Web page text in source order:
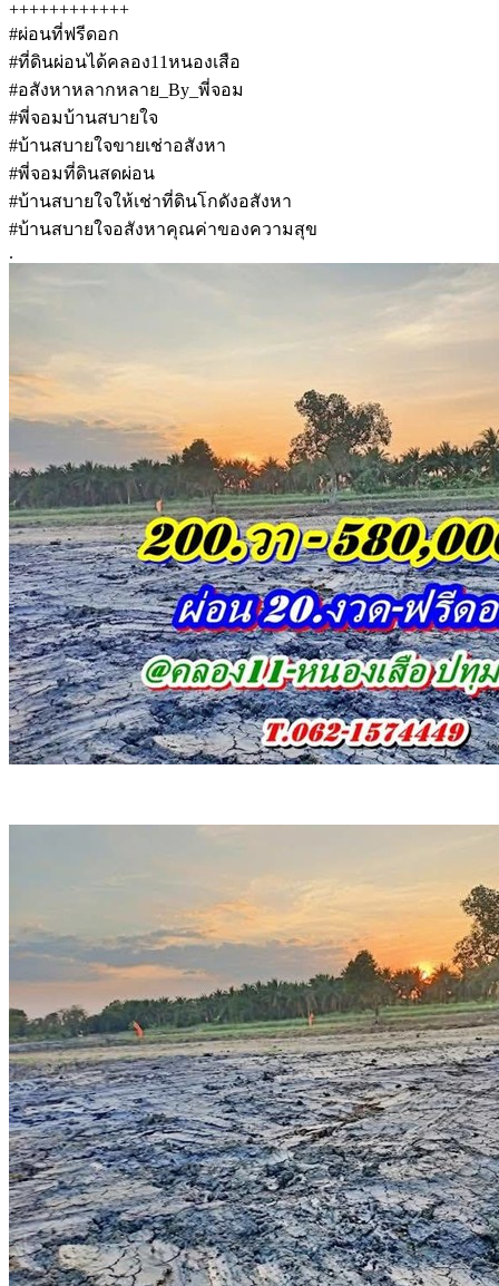
++++++++++++
#ผ่อนที่ฟรีดอก
#ที่ดินผ่อนได้คลอง11หนองเสือ
#อสังหาหลากหลาย_By_พี่จอม
#พี่จอมบ้านสบายใจ
#บ้านสบายใจขายเช่าอสังหา
#พี่จอมที่ดินสดผ่อน
#บ้านสบายใจให้เช่าที่ดินโกดังอสังหา
#บ้านสบายใจอสังหาคุณค่าของความสุข
.